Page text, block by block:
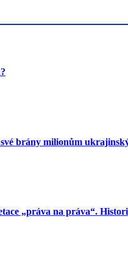
brány milionům
„práva na práva“.